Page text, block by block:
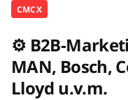
CMCX
⚙️ B2B-
MAN, Bosch,
Lloyd u.v.m.